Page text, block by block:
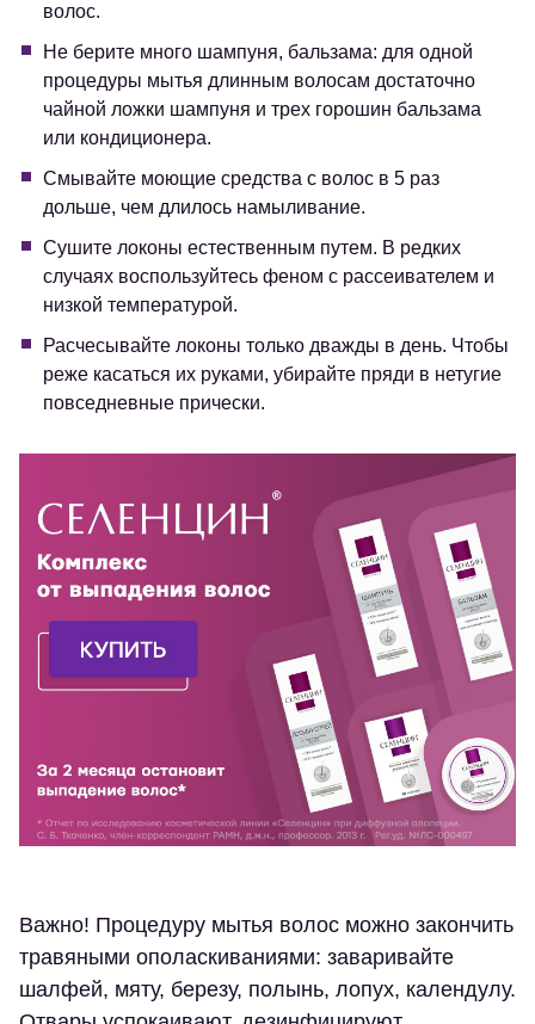
волос.
Не берите много шампуня, бальзама: для одной
процедуры мытья длинным волосам достаточно
чайной ложки шампуня и трех горошин бальзама
или кондиционера.
Смывайте моющие средства с волос в 5 раз
дольше, чем длилось намыливание.
Сушите локоны естественным путем. В редких
случаях воспользуйтесь феном с рассеивателем и
низкой температурой.
Расчесывайте локоны только дважды в день. Чтобы
реже касаться их руками, убирайте пряди в нетугие
повседневные прически.
Важно! Процедуру мытья волос можно закончить
травяными ополаскиваниями: заваривайте
шалфей, мяту, березу, полынь, лопух, календулу.